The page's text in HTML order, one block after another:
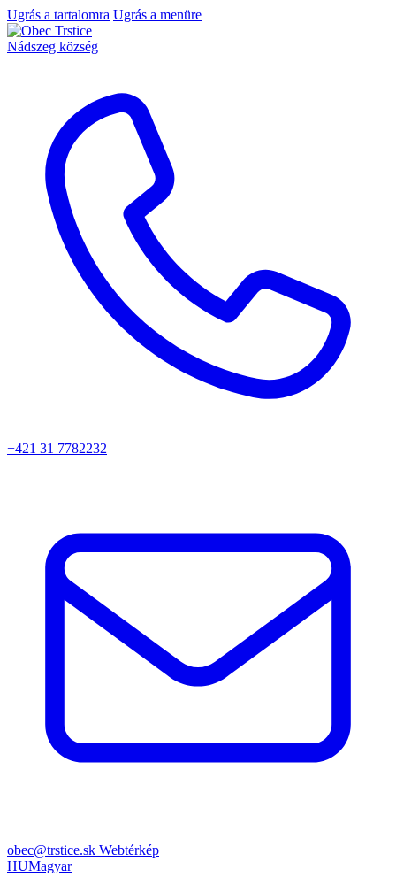
Ugrás a tartalomra Ugrás a menüre
Nádszeg község
+421 31 7782232
obec@trstice.sk Webtérkép
HUMagyar